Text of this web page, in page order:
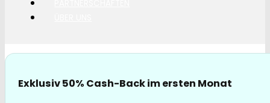
Exklusiv 50% Cash-Back im ersten Monat